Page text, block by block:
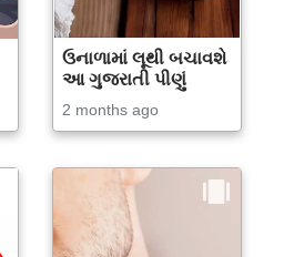
ઉનાળામાં લૂથી બચાવશે
આ ગુજરાતી પીણું
2 months ago